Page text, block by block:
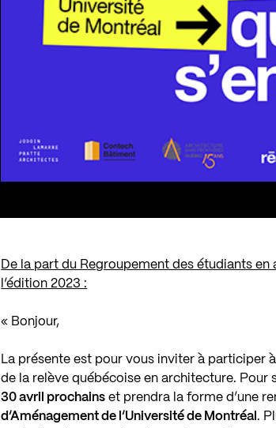
De la part du Regroupement des étudiants en
l’édition 2023 :
« Bonjour,
La présente est pour vous inviter à participer
de la relève québécoise en architecture. Pour
30 avril prochains et prendra la forme d’une
d’Aménagement de l’Université de Montréal .